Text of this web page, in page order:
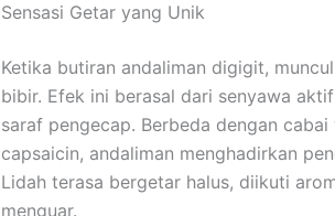
Sensasi Getar yang Unik
Ketika butiran andaliman digigit,
bibir. Efek ini berasal dari senyawa
saraf pengecap. Berbeda dengan
capsaicin, andaliman menghadirkan
Lidah terasa bergetar halus, diikuti
menguar.